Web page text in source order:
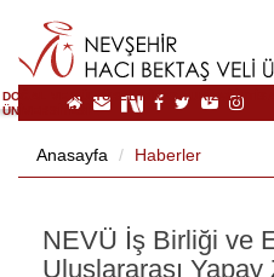
DOĞAL VE KÜLTÜREL MİRAS TURİZMİ
ÜNİVERSİTESİ
Anasayfa Haberler
NEVÜ İş Birliği ve
Uluslararası